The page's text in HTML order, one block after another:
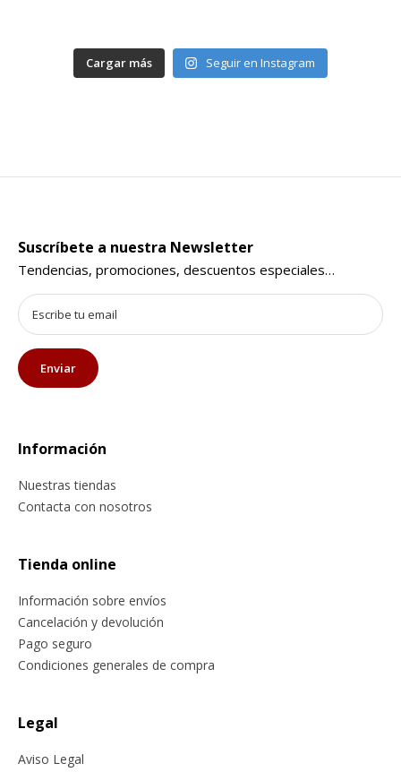
Cargar más Seguir en Instagram
Suscríbete a nuestra Newsletter
Tendencias, promociones, descuentos especiales…
Información
Nuestras tiendas
Contacta con nosotros
Tienda online
Información sobre envíos
Cancelación y devolución
Pago seguro
Condiciones generales de compra
Legal
Aviso Legal